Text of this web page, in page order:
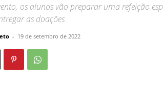
os alunos vão preparar uma refeição
as doações
- 19 de setembro de 2022